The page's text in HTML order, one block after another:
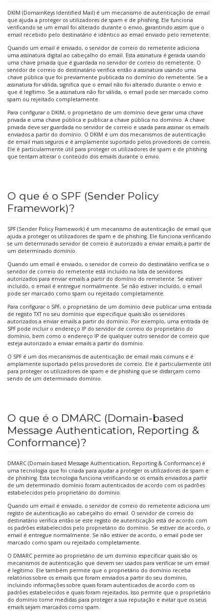
DKIM (DomainKeys Identified Mail) é um mecanismo de autenticação de email
que ajuda a proteger os utilizadores de spam e de phishing. Ele funciona
verificando se um email foi alterado durante o envio, garantindo assim que o
email recebido pelo destinatário é idêntico ao email enviado pelo remetente.
Quando um email é enviado, o servidor de correio do remetente adiciona
uma assinatura digital ao cabeçalho do email. Esta assinatura é gerada usando
uma chave privada que é guardada no servidor de correio do remetente. O
servidor de correio do destinatário verifica então a assinatura usando uma
chave pública que foi previamente publicada no domínio do remetente. Se a
assinatura for válida, significa que o email não foi alterado durante o envio e
que é legítimo. Se a assinatura não for válida, o email pode ser marcado como
spam ou rejeitado completamente.
Para configurar o DKIM, o proprietário de um domínio deve gerar uma chave
privada e uma chave pública e publicar a chave pública no domínio. A chave
privada deve ser guardada no servidor de correio e usada para assinar os emails
enviados a partir do domínio. O DKIM é um dos mecanismos de autenticação
de email mais seguros e é amplamente suportado pelos provedores de correio.
Ele é particularmente útil para proteger os utilizadores de spam e de phishing
que tentam alterar o conteúdo dos emails durante o envio.
O que é o SPF (Sender Policy
Framework)?
SPF (Sender Policy Framework) é um mecanismo de autenticação de email que
ajuda a proteger os utilizadores de spam e de phishing. Ele funciona verificando
se um determinado servidor de correio é autorizado a enviar emails a partir de
um determinado domínio.
Quando um email é enviado, o servidor de correio do destinatário verifica se o
servidor de correio do remetente está incluído na lista de servidores
autorizados para enviar emails a partir do domínio do remetente. Se estiver
incluído, o email é entregue normalmente. Se não estiver incluído, o email
pode ser marcado como spam ou rejeitado completamente.
Para configurar o SPF, o proprietário de um domínio deve publicar uma entrada
de registo TXT no seu domínio que especifique quais são os servidores
autorizados a enviar emails a partir do domínio. Por exemplo, uma entrada de
SPF pode incluir o endereço IP do servidor de correio do proprietário do
domínio, bem como o endereço IP de qualquer outro servidor de correio que
esteja autorizado a enviar emails a partir do domínio.
O SPF é um dos mecanismos de autenticação de email mais comuns e é
amplamente suportado pelos provedores de correio. Ele é particularmente útil
para proteger os utilizadores de spam e de phishing que se disfarçam como
sendo de um determinado domínio.
O que é o DMARC (Domain-based
Message Authentication, Reporting &
Conformance)?
DMARC (Domain-based Message Authentication, Reporting & Conformance) é
uma tecnologia que foi criada para ajudar a proteger os utilizadores de spam e
de phishing. Esta tecnologia funciona verificando se os emails enviados a partir
de um determinado domínio foram autenticados de acordo com os padrões
estabelecidos pelo proprietário do domínio.
Quando um email é enviado, o servidor de correio do remetente adiciona um
registo de autenticação ao cabeçalho do email. O servidor de correio do
destinatário verifica então se este registo de autenticação está de acordo com
os padrões estabelecidos pelo proprietário do domínio. Se estiver de acordo, o
email é entregue normalmente. Se não estiver de acordo, o email pode ser
marcado como spam ou rejeitado completamente.
O DMARC permite ao proprietário de um domínio especificar quais são os
mecanismos de autenticação que devem ser usados para verificar se um email
é legítimo. Ele também permite que o proprietário do domínio receba
relatórios sobre os emails que foram enviados a partir do seu domínio,
incluindo informações sobre quais foram autenticados de acordo com os
padrões estabelecidos e quais foram rejeitados. Isso permite que o proprietário
do domínio tome medidas para proteger a sua reputação e evitar que os seus
emails sejam marcados como spam.